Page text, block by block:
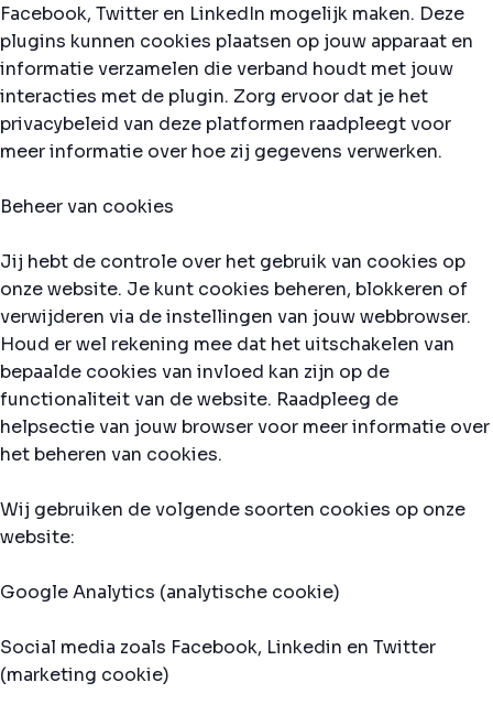
Facebook, Twitter en LinkedIn mogelijk maken. Deze
plugins kunnen cookies plaatsen op jouw apparaat en
informatie verzamelen die verband houdt met jouw
interacties met de plugin. Zorg ervoor dat je het
privacybeleid van deze platformen raadpleegt voor
meer informatie over hoe zij gegevens verwerken.
Beheer van cookies
Jij hebt de controle over het gebruik van cookies op
onze website. Je kunt cookies beheren, blokkeren of
verwijderen via de instellingen van jouw webbrowser.
Houd er wel rekening mee dat het uitschakelen van
bepaalde cookies van invloed kan zijn op de
functionaliteit van de website. Raadpleeg de
helpsectie van jouw browser voor meer informatie over
het beheren van cookies.
Wij gebruiken de volgende soorten cookies op onze
website:
Google Analytics (analytische cookie)
Social media zoals Facebook, Linkedin en Twitter
(marketing cookie)